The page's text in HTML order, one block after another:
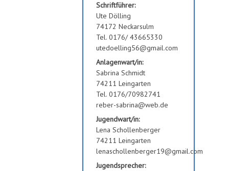
Schriftführer:
Ute Dölling
74172 Neckarsulm
Tel. 0176/ 43665330
utedoelling56@gmail.com
Anlagenwart/in:
Sabrina Schmidt
74211 Leingarten
Tel. 0176/70982741
reber-sabrina@web.de
Jugendwart/in:
Lena Schollenberger
74211 Leingarten
lenaschollenberger19@gmail.com
Jugendsprecher: